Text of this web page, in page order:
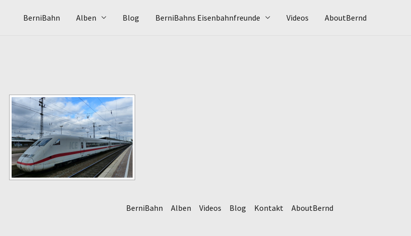
BerniBahn Alben Blog BerniBahns Eisenbahnfreunde Videos AboutBernd
BerniBahn Alben Videos Blog Kontakt AboutBernd